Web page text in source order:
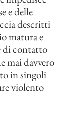
e delle
descritti
matura e
di contatto
mai davvero
in singoli
violento